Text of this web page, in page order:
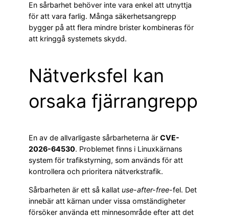
En sårbarhet behöver inte vara enkel att utnyttja
för att vara farlig. Många säkerhetsangrepp
bygger på att flera mindre brister kombineras för
att kringgå systemets skydd.
Nätverksfel kan
orsaka fjärrangrepp
En av de allvarligaste sårbarheterna är CVE-
2026-64530. Problemet finns i Linuxkärnans
system för trafikstyrning, som används för att
kontrollera och prioritera nätverkstrafik.
Sårbarheten är ett så kallat use-after-free-fel. Det
innebär att kärnan under vissa omständigheter
försöker använda ett minnesområde efter att det